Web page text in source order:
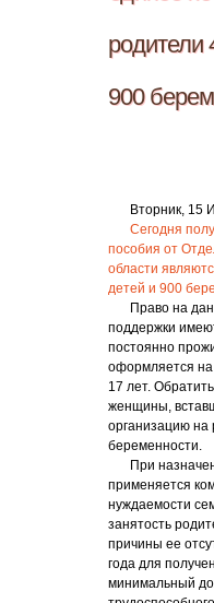
родители
900
Вторник, 15
Сегодня
пособия от
области
детей и 900
Право на
поддержки
постоянно
оформляется на
17 лет.
женщины,
организацию на
беременности.
При
применяется
нуждаемости
занятость
причины ее
года для
минимальный